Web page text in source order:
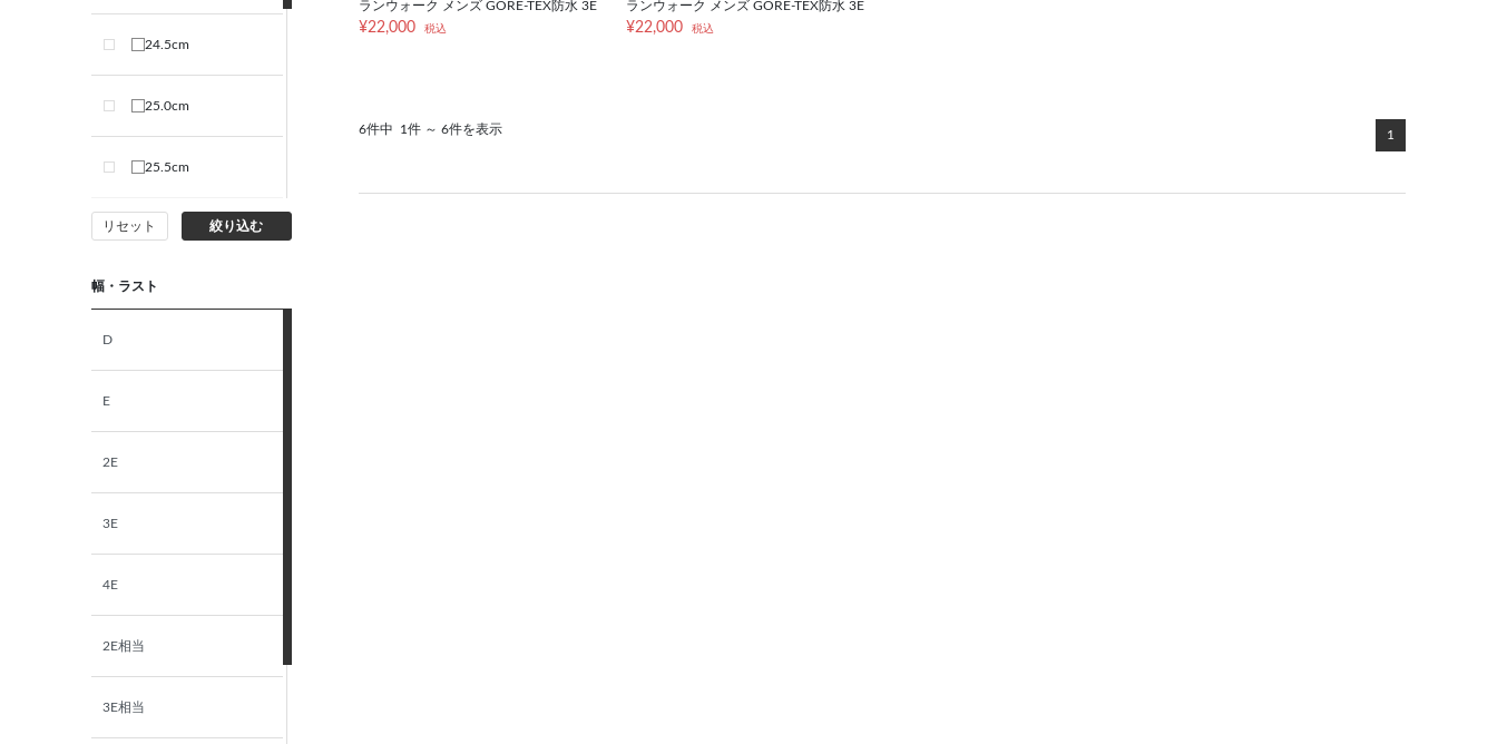
24.5cm
25.0cm
25.5cm
26.0cm
26.5cm
リセット 絞り込む
幅・ラスト
D
E
2E
3E
4E
2E相当
3E相当
ランウォーク メンズ GORE-TEX防水 3E
¥22,000 税込
ランウォーク メンズ GORE-TEX防水 3E
¥22,000 税込
6件中 1件 ～ 6件を表示 1